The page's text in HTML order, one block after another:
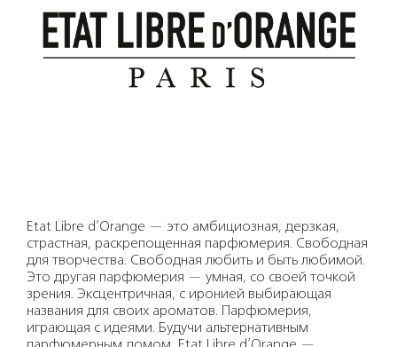
Etat Libre d’Orange — это амбициозная, дерзкая,
страстная, раскрепощенная парфюмерия. Свободная
для творчества. Свободная любить и быть любимой.
Это другая парфюмерия — умная, со своей точкой
зрения. Эксцентричная, с иронией выбирающая
названия для своих ароматов. Парфюмерия,
играющая с идеями. Будучи альтернативным